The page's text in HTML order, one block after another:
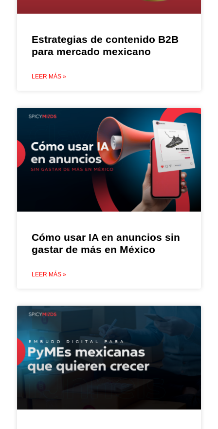
Estrategias de contenido B2B
para mercado mexicano
LEER MÁS »
Cómo usar IA en anuncios sin
gastar de más en México
LEER MÁS »